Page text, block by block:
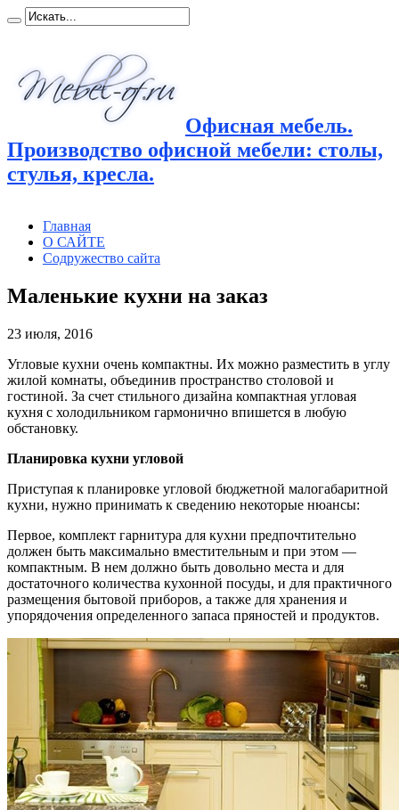
Офисная мебель.
Производство офисной мебели: столы,
стулья, кресла.
Главная
О САЙТЕ
Содружество сайта
Маленькие кухни на заказ
23 июля, 2016
Угловые кухни очень компактны. Их можно разместить в углу
жилой комнаты, объединив пространство столовой и
гостиной. За счет стильного дизайна компактная угловая
кухня с холодильником гармонично впишется в любую
обстановку.
Планировка кухни угловой
Приступая к планировке угловой бюджетной малогабаритной
кухни, нужно принимать к сведению некоторые нюансы:
Первое, комплект гарнитура для кухни предпочтительно
должен быть максимально вместительным и при этом —
компактным. В нем должно быть довольно места и для
достаточного количества кухонной посуды, и для практичного
размещения бытовой приборов, а также для хранения и
упорядочения определенного запаса пряностей и продуктов.